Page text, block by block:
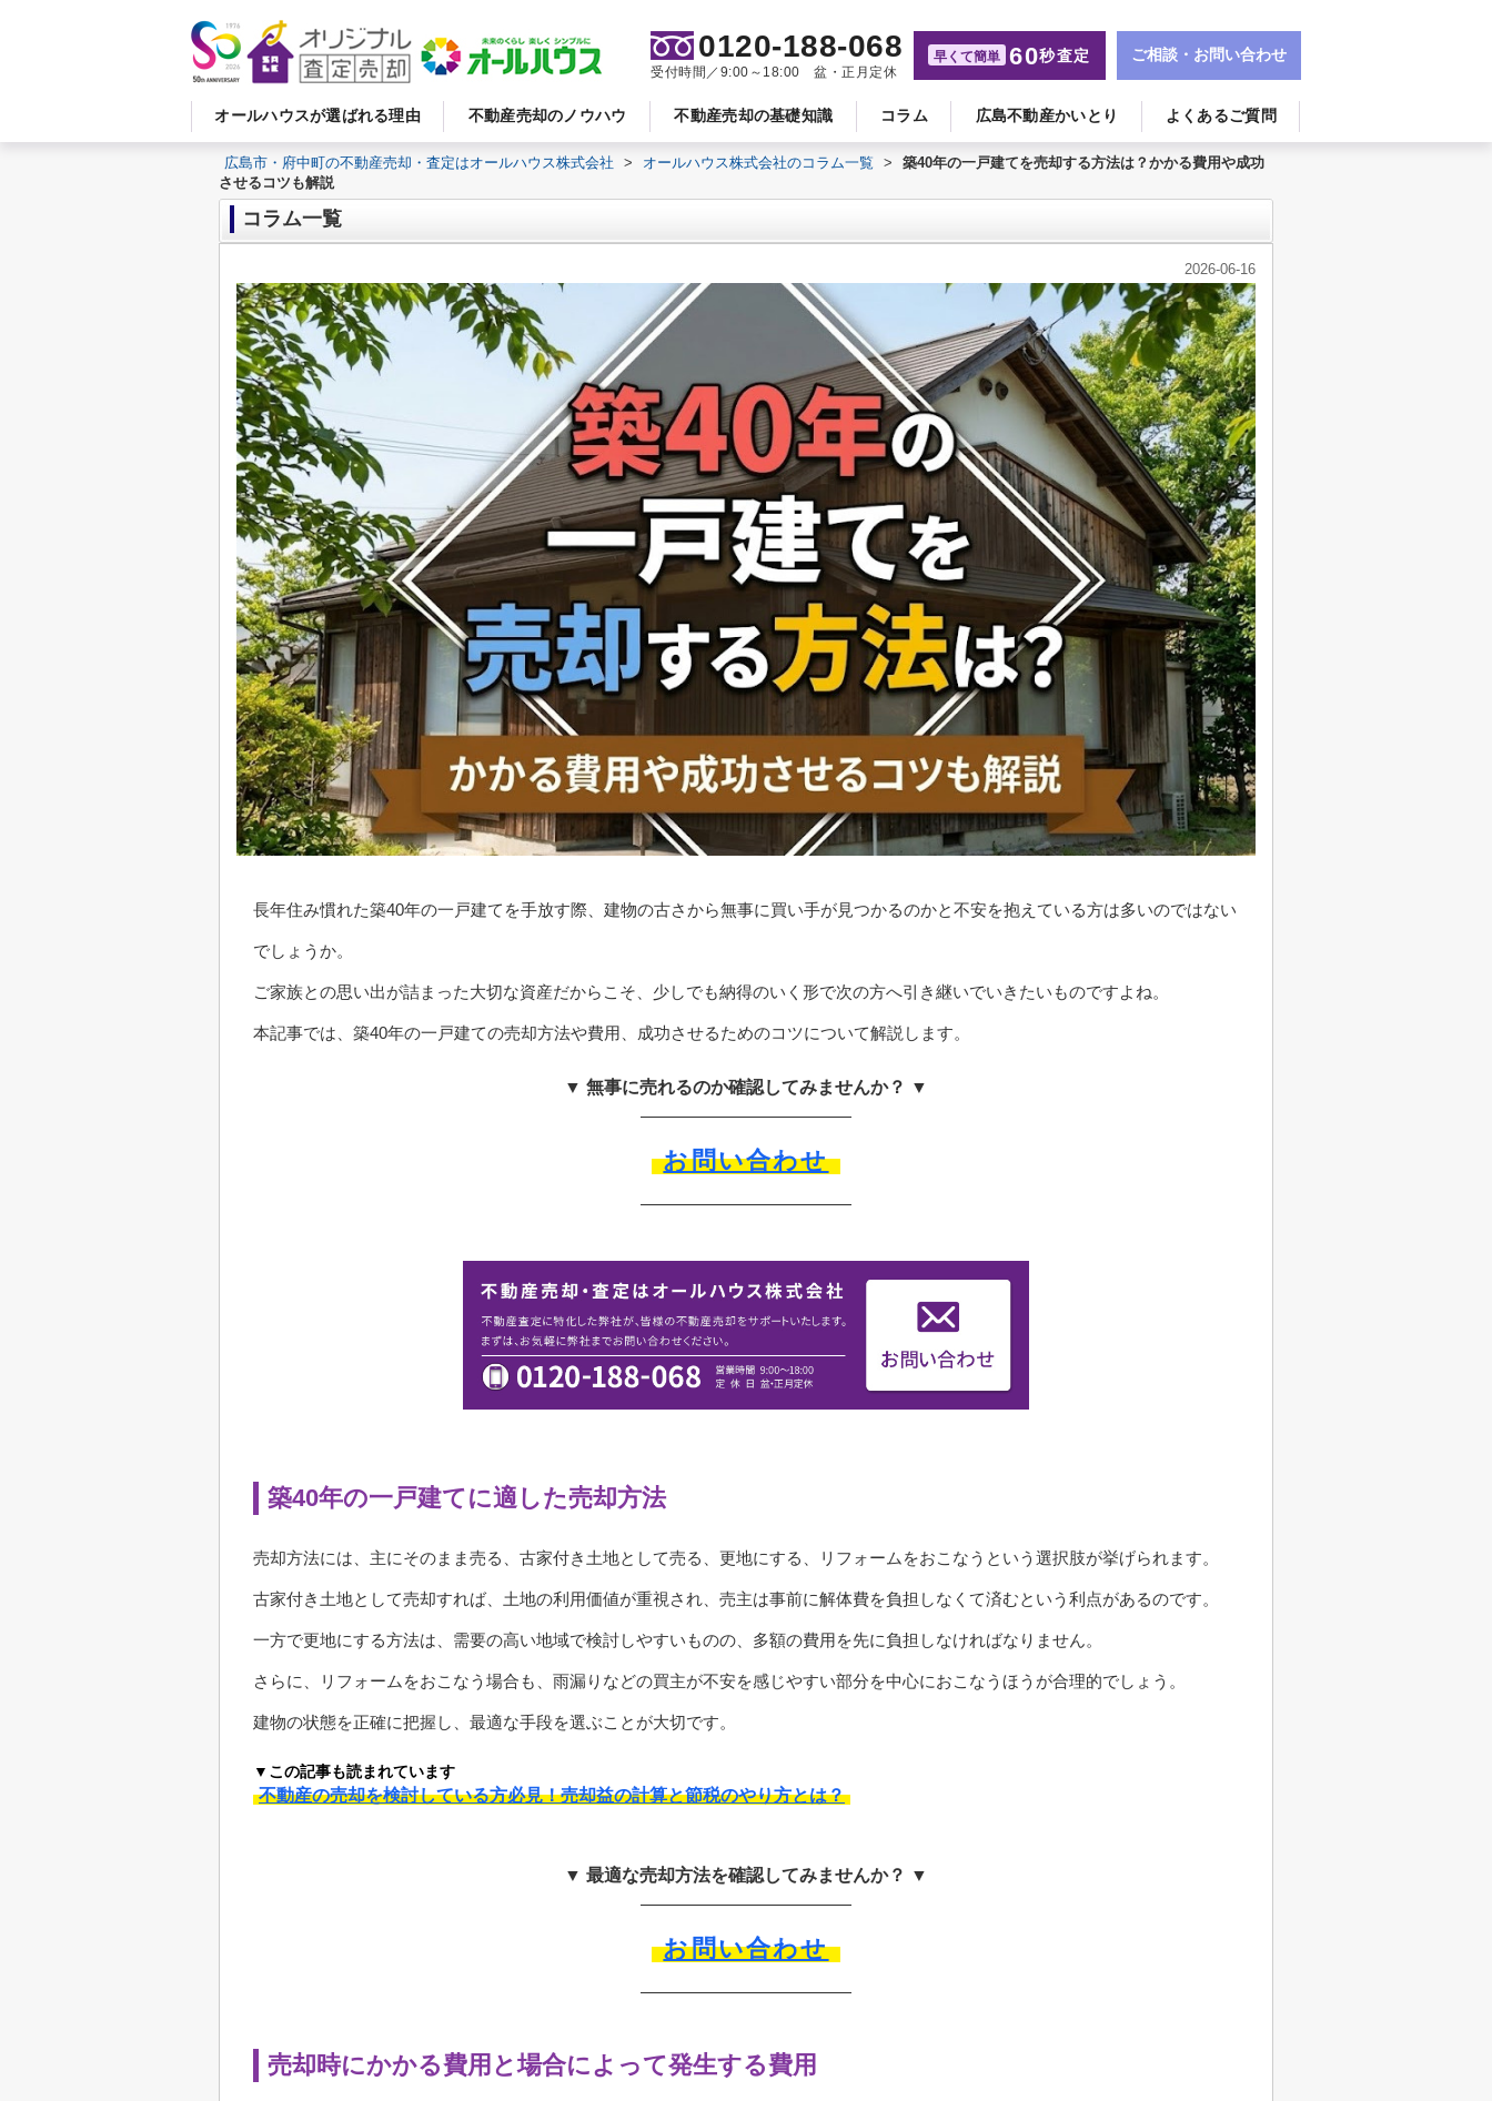
オールハウスが選ばれる理由 不動産売却のノウハウ 不動産売却の基礎知識 コラム 広島不動産かいとり よくあるご質問
0120-188-068
受付時間／9:00～18:00 盆・正月定休
早くて簡単 60秒査定 ご相談・お問い合わせ
広島市・府中町の不動産売却・査定はオールハウス株式会社 > オールハウス株式会社のコラム一覧 >
築40年の一戸建てを売却する方法は？かかる費用や成功
させるコツも解説
コラム一覧
2026-06-16
長年住み慣れた築40年の一戸建てを手放す際、建物の古さから無事に買い手が見つかるのかと不安を抱えている方は多いのではない
でしょうか。
ご家族との思い出が詰まった大切な資産だからこそ、少しでも納得のいく形で次の方へ引き継いでいきたいものですよね。
本記事では、築40年の一戸建ての売却方法や費用、成功させるためのコツについて解説します。
▼ 無事に売れるのか確認してみませんか？ ▼
お問い合わせ
築40年の一戸建てに適した売却方法
売却方法には、主にそのまま売る、古家付き土地として売る、更地にする、リフォームをおこなうという選択肢が挙げられます。
古家付き土地として売却すれば、土地の利用価値が重視され、売主は事前に解体費を負担しなくて済むという利点があるのです。
一方で更地にする方法は、需要の高い地域で検討しやすいものの、多額の費用を先に負担しなければなりません。
さらに、リフォームをおこなう場合も、雨漏りなどの買主が不安を感じやすい部分を中心におこなうほうが合理的でしょう。
建物の状態を正確に把握し、最適な手段を選ぶことが大切です。
▼この記事も読まれています
不動産の売却を検討している方必見！売却益の計算と節税のやり方とは？
▼ 最適な売却方法を確認してみませんか？ ▼
お問い合わせ
売却時にかかる費用と場合によって発生する費用